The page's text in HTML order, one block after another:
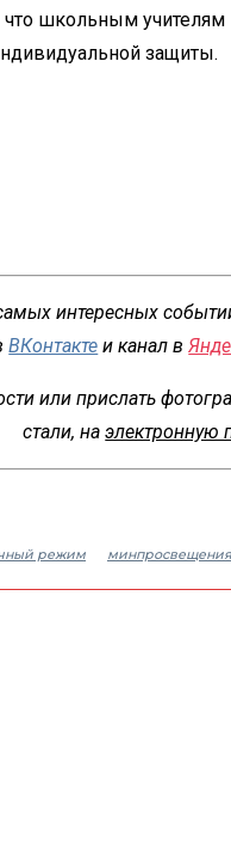
школьным учителям
защиты.
интересных
ВКонтакте и канал в
или прислать
стали, наэлектронную
режим